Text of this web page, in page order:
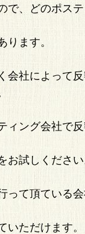
で、どのポス
ます。
会社によって
ィング会社で
お試しください
って頂ている
いただけます。